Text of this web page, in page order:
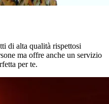
di alta qualità rispettosi
ma offre anche un servizio
per te.